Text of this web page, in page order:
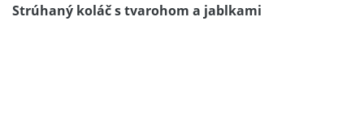
Strúhaný koláč s tvarohom a jablkami